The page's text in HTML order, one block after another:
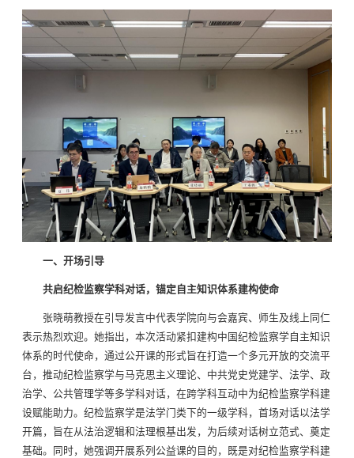
一、开场引导
共启纪检监察学科对话，锚定自主知识体系建构使命
张晓萌教授在引导发言中代表学院向与会嘉宾、师生及线上同仁
表示热烈欢迎。她指出，本次活动紧扣建构中国纪检监察学自主知识
体系的时代使命，通过公开课的形式旨在打造一个多元开放的交流平
台，推动纪检监察学与马克思主义理论、中共党史党建学、法学、政
治学、公共管理学等多学科对话，在跨学科互动中为纪检监察学科建
设赋能助力。纪检监察学是法学门类下的一级学科，首场对话以法学
开篇，旨在从法治逻辑和法理根基出发，为后续对话树立范式、奠定
基础。同时，她强调开展系列公益课的目的，既是对纪检监察学科建